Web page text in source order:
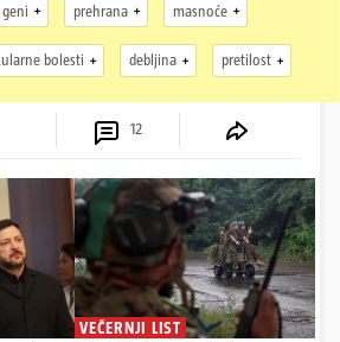
geni prehrana masnoće
bolesti debljina pretilost
12